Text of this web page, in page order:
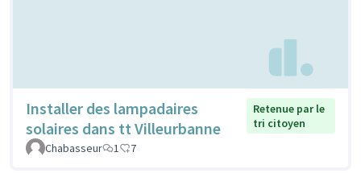
Installer des lampadaires
solaires dans tt Villeurbanne
Retenue par le
tri citoyen
Chabasseur
1 7